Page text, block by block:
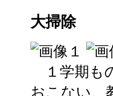
大掃除
１学期も
おこない、